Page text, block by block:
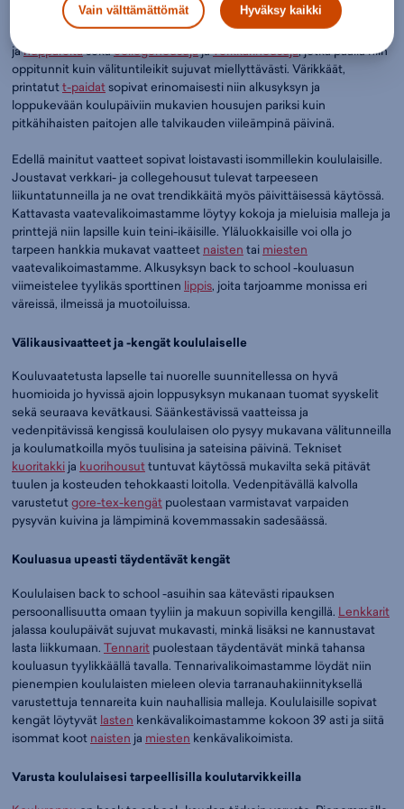
kannattaa kiinnittää etupäässä vaatteiden mukavuuteen.
Valikoimastamme löytyy lukuisia pehmeitä ja joustaviacollegepaitoja
jahuppareitasekäcollegehousujajaverkkarihousuja, jotka päällä niin
oppitunnit kuin välituntileikit sujuvat miellyttävästi. Värikkäät,
printatutt-paidatsopivat erinomaisesti niin alkusyksyn ja
loppukevään koulupäiviin mukavien housujen pariksi kuin
pitkähihaisten paitojen alle talvikauden viileämpinä päivinä.
Edellä mainitut vaatteet sopivat loistavasti isommillekin koululaisille.
Joustavat verkkari- ja collegehousut tulevat tarpeeseen
liikuntatunneilla ja ne ovat trendikkäitä myös päivittäisessä käytössä.
Kattavasta vaatevalikoimastamme löytyy kokoja ja mieluisia malleja ja
printtejä niin lapsille kuin teini-ikäisille. Yläluokkaisille voi olla jo
tarpeen hankkia mukavat vaatteet naisten tai miesten
vaatevalikoimastamme. Alkusyksyn back to school -kouluasun
viimeistelee tyylikäs sporttinen lippis, joita tarjoamme monissa eri
väreissä, ilmeissä ja muotoiluissa.
Välikausivaatteet ja -kengät koululaiselle
Kouluvaatetusta lapselle tai nuorelle suunnitellessa on hyvä
huomioida jo hyvissä ajoin loppusyksyn mukanaan tuomat syyskelit
sekä seuraava kevätkausi. Säänkestävissä vaatteissa ja
vedenpitävissä kengissä koululaisen olo pysyy mukavana välitunneilla
ja koulumatkoilla myös tuulisina ja sateisina päivinä. Tekniset
kuoritakki ja kuorihousuttuntuvat käytössä mukavilta sekä pitävät
tuulen ja kosteuden tehokkaasti loitolla. Vedenpitävällä kalvolla
varustetutgore-tex-kengät puolestaan varmistavat varpaiden
pysyvän kuivina ja lämpiminä kovemmassakin sadesäässä.
Kouluasua upeasti täydentävät kengät
Koululaisen back to school -asuihin saa kätevästi ripauksen
persoonallisuutta omaan tyyliin ja makuun sopivilla kengillä. Lenkkarit
jalassa koulupäivät sujuvat mukavasti, minkä lisäksi ne kannustavat
lasta liikkumaan. Tennarit puolestaan täydentävät minkä tahansa
kouluasun tyylikkäällä tavalla. Tennarivalikoimastamme löydät niin
pienempien koululaisten mieleen olevia tarranauhakiinnityksellä
varustettuja tennareita kuin nauhallisia malleja. Koululaisille sopivat
kengät löytyvät lasten kenkävalikoimastamme kokoon 39 asti ja siitä
isommat koot naisten ja miesten kenkävalikoimista.
Varusta koululaisesi tarpeellisilla koulutarvikkeilla
Vain välttämättömät Hyväksy kaikki